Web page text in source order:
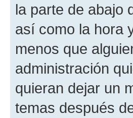
la parte de abajo
así como la hora
menos que
administración
quieran dejar un
temas después